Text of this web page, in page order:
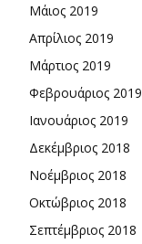
Μάιος 2019
Απρίλιος 2019
Μάρτιος 2019
Φεβρουάριος 2019
Ιανουάριος 2019
Δεκέμβριος 2018
Νοέμβριος 2018
Οκτώβριος 2018
Σεπτέμβριος 2018